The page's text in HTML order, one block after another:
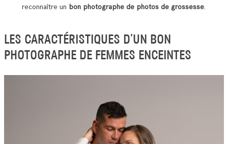
reconnaître un bon photographe de photos de grossesse.
LES CARACTÉRISTIQUES D’UN BON
PHOTOGRAPHE DE FEMMES ENCEINTES